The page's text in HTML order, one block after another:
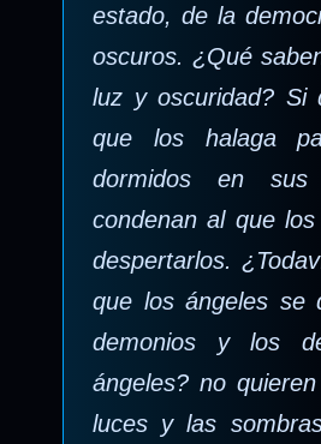
estado, de la
oscuros. ¿Qué
luz y oscuridad? Si
que los halaga
dormidos en
condenan al que
despertarlos.
que los ángeles se
demonios y los
ángeles? no
luces y las